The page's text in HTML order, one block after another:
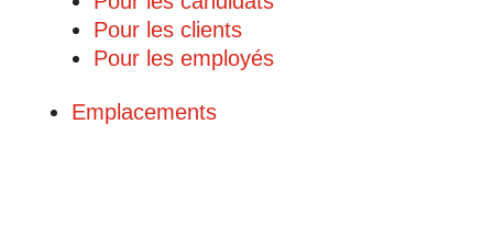
Pour les clients
Pour les employés
Emplacements